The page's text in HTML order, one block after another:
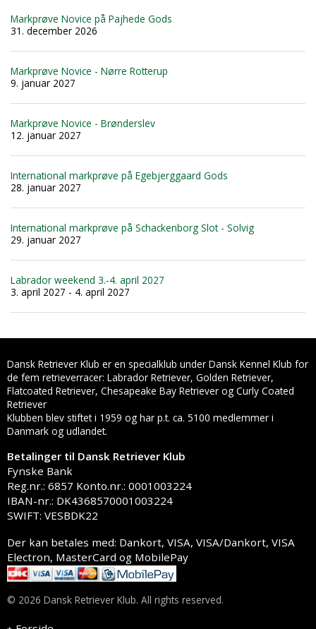
Markprøve Novice på Pajhede Gods
31. december 2026
Markprøve Novice - Nørre Rotterup
9. januar 2027
Markprøve Novice - Brønderslev
12. januar 2027
International markprøve på Egebjerggaard Gods
28. januar 2027
International markprøve på Schackenborg Slot - Solvig
29. januar 2027
Labrador weekend 3.-4. april 2027
3. april 2027 - 4. april 2027
Dansk Retriever Klub er en specialklub under Dansk Kennel Klub for
de fem retrieverracer: Labrador Retriever, Golden Retriever,
Flatcoated Retriever, Chesapeake Bay Retriever og Curly Coated
Retriever
Klubben blev stiftet i 1959 og har p.t. ca. 5100 medlemmer i
Danmark og udlandet.
Betalinger til Dansk Retriever Klub
Fynske Bank
Reg.nr.: 6857 Konto.nr.: 0001003224
IBAN-nr.: DK4368570001003224
SWIFT: VESBDK22
Der kan betales med: Dankort, VISA, VISA/Dankort, VISA
Electron, MasterCard og MobilePay
© 2026 Dansk Retriever Klub. All rights reserved.